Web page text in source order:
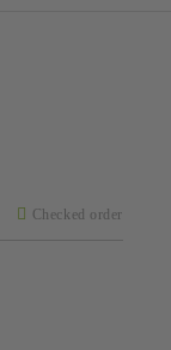
Checked order